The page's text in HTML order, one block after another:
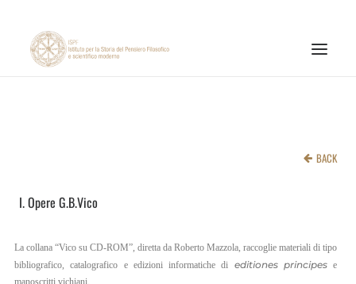
NEWS AND EVENTS
CNR
BACK
I. Opere G.B.Vico
La collana “Vico su CD-ROM”, diretta da Roberto Mazzola, raccoglie materiali di tipo
bibliografico, catalografico e edizioni informatiche di editiones principes e
manoscritti vichiani.